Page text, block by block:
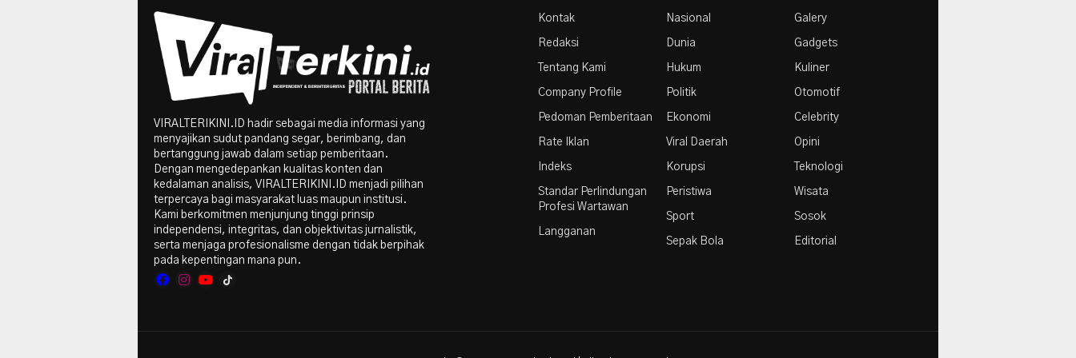
Pare
Kontak
Redaksi
Tentang Kami
Company Profile
Pedoman Pemberitaan
Rate Iklan
Indeks
Standar Perlindungan
Profesi Wartawan
Langganan
Nasional
Dunia
Hukum
Politik
Ekonomi
Viral Daerah
Korupsi
Peristiwa
Sport
Sepak Bola
Galery
Gadgets
Kuliner
Otomotif
Celebrity
Opini
Teknologi
Wisata
Sosok
Editorial
VIRALTERIKINI.ID hadir sebagai media informasi yang
menyajikan sudut pandang segar, berimbang, dan
bertanggung jawab dalam setiap pemberitaan.
Dengan mengedepankan kualitas konten dan
kedalaman analisis, VIRALTERIKINI.ID menjadi pilihan
terpercaya bagi masyarakat luas maupun institusi.
Kami berkomitmen menjunjung tinggi prinsip
independensi, integritas, dan objektivitas jurnalistik,
serta menjaga profesionalisme dengan tidak berpihak
pada kepentingan mana pun.